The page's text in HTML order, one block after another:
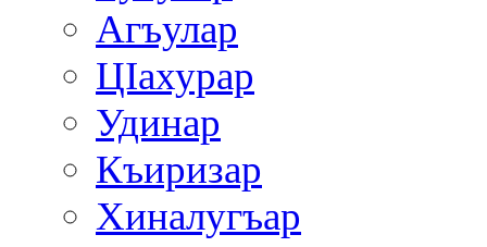
Агъулар
ЦIахурар
Удинар
Къиризар
Хиналугъар